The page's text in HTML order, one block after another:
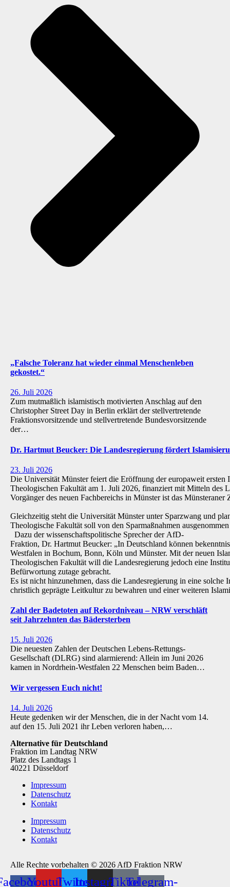
„Falsche Toleranz hat wieder einmal Menschenleben
gekostet.“
26. Juli 2026
Zum mutmaßlich islamistisch motivierten Anschlag auf den
Christopher Street Day in Berlin erklärt der stellvertretende
Fraktionsvorsitzende und stellvertretende Bundesvorsitzende
der…
Dr. Hartmut Beucker: Die Landesregierung fördert
23. Juli 2026
Die Universität Münster feiert die Eröffnung der europaweit ersten
Theologischen Fakultät am 1. Juli 2026, finanziert mit Mitteln des
Vorgänger des neuen Fachbereichs in Münster ist das
Gleichzeitig steht die Universität Münster unter Sparzwang und
Theologische Fakultät soll von den Sparmaßnahmen
Dazu der wissenschaftspolitische Sprecher der AfD-
Fraktion, Dr. Hartmut Beucker: „In Deutschland können
Westfalen in Bochum, Bonn, Köln und Münster. Mit der neuen
Theologischen Fakultät will die Landesregierung jedoch eine
Befürwortung zutage gebracht.
Es ist nicht hinzunehmen, dass die Landesregierung in eine
christlich geprägte Leitkultur zu bewahren und einer weiteren
Zahl der Badetoten auf Rekordniveau – NRW verschläft
seit Jahrzehnten das Bädersterben
15. Juli 2026
Die neuesten Zahlen der Deutschen Lebens-Rettungs-
Gesellschaft (DLRG) sind alarmierend: Allein im Juni 2026
kamen in Nordrhein-Westfalen 22 Menschen beim Baden…
Wir vergessen Euch nicht!
14. Juli 2026
Heute gedenken wir der Menschen, die in der Nacht vom 14.
auf den 15. Juli 2021 ihr Leben verloren haben,…
Alternative für Deutschland
Fraktion im Landtag NRW
Platz des Landtags 1
40221 Düsseldorf
Impressum
Datenschutz
Kontakt
Impressum
Datenschutz
Kontakt
Alle Rechte vorbehalten © 2026 AfD Fraktion NRW
YoutubeTwitterInstagramTiktokTelegram-